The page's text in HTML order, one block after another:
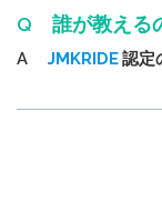
Q 誰が教える
A JMKRIDE認定